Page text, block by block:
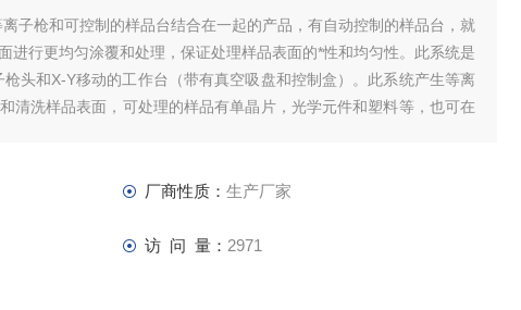
子枪和可控制的样品台结合在一起的产品，有自动控制的样品台，就
进行更均匀涂覆和处理，保证处理样品表面的*性和均匀性。此系统是
头和X-Y移动的工作台（带有真空吸盘和控制盒）。此系统产生等离
清洗样品表面，可处理的样品有单晶片，光学元件和塑料等，也可在
厂商性质： 生产厂家
访 问 量： 2971